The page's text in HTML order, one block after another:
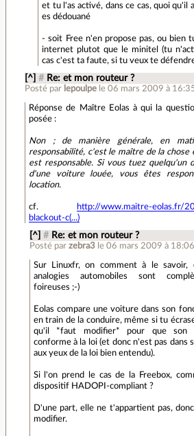
et tu l'as activé, dans ce cas, quoi qu'il
es dédouané
- soit Free n'en propose pas, ou bien
internet plutot que le minitel (tu
cas c'est ta faute, si tu veux te
[^] # Re: et mon routeur ?
Posté par lepoulpe le 06 mars 2009 à
Réponse de Maître Eolas à qui la
posée :
Non ; de manière générale, en
responsabilité, c'est le maître de la
est responsable. Si vous tuez quelqu'un
d'une voiture louée, vous êtes
location.
cf.
http://www.maitre-eolas.fr/
blackout-c(...)
[^] # Re: et mon routeur ?
Posté par zebra3 le 06 mars 2009 à 18:06
Sur Linuxfr, on comment à le savoir,
analogies automobiles sont
foireuses ;-)
Eolas compare une voiture dans son
en train de la conduire, même si tu
qu'il *faut modifier* pour que son
conforme à la loi (et donc n'est pas dans
aux yeux de la loi bien entendu).
Si l'on prend le cas de la Freebox,
dispositif HADOPI-compliant ?
D'une part, elle ne t'appartient pas,
modifier.